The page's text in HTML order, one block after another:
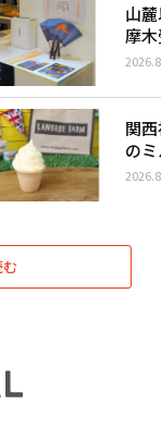
山
摩
関
の